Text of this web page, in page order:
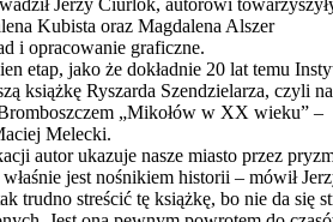
Kubista oraz Magdalena Alszer
i opracowanie graficzne.
etap, jako że dokładnie 20 lat temu
książkę Ryszarda Szendzielarza, czyli
„Mikołów w XX wieku” –
Melecki.
autor ukazuje nasze miasto przez
jest nośnikiem historii – mówił
trudno streścić tę książkę, bo nie da się